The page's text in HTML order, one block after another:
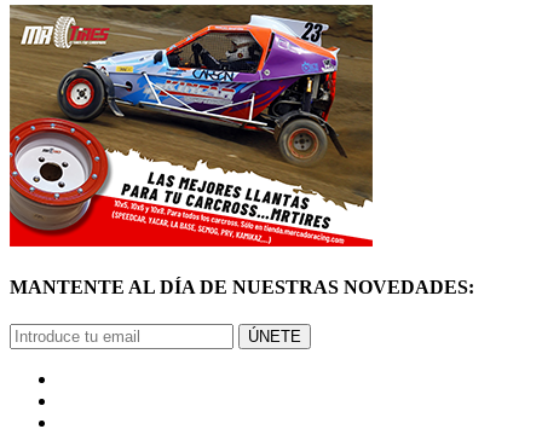
MANTENTE AL DÍA DE NUESTRAS NOVEDADES:
ÚNETE